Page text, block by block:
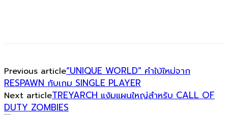
Previous article“UNIQUE WORLD” คำใบ้ใหม่จาก
RESPAWN กับเกม SINGLE PLAYER
Next articleTREYARCH แง้มแผนใหญ่สำหรับ CALL OF
DUTY ZOMBIES